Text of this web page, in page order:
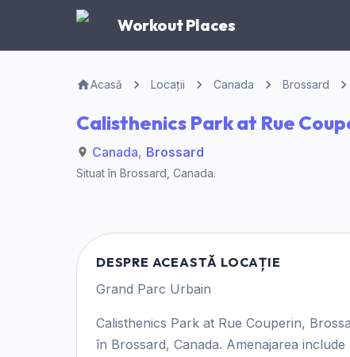
Workout Places
Acasă Locații Canada Brossard
Calisthenics Park at Rue
Canada, Brossard
Situat în Brossard Canada.
DESPRE ACEASTĂ LOCAȚIE
Grand Parc Urbain
Calisthenics Park at Rue Couperin,
în Brossard, Canada. Amenajarea